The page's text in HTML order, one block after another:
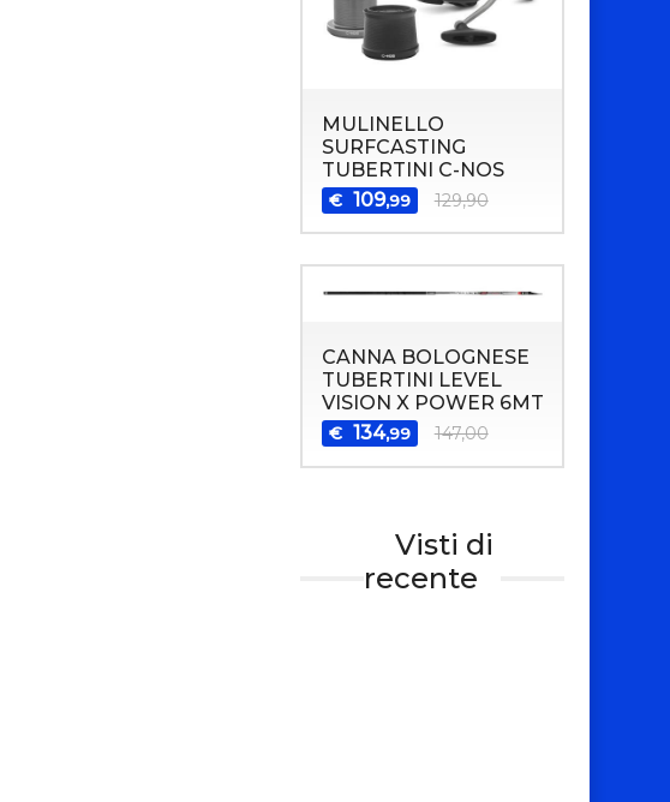
MULINELLO
SURFCASTING
TUBERTINI C-NOS
€ 109,99 129,90
CANNA BOLOGNESE
TUBERTINI LEVEL
VISION X POWER 6MT
€ 134,99 147,00
Visti di
recente